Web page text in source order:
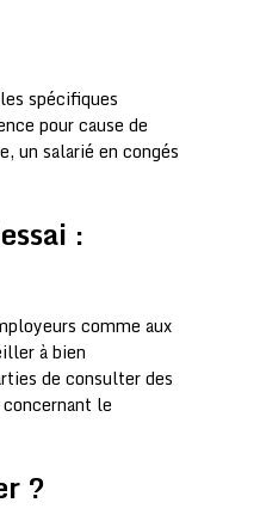
spécifiques
pour cause de
un salarié en congés
:
comme aux
à bien
de consulter des
le
?